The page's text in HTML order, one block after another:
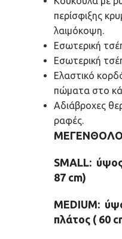
περίσφιξης
λαιμόκοψη.
Εσωτερική
Εσωτερική
Ελαστικό
πώματα στο
Αδιάβροχες
ραφές.
SMALL:
87 cm)
MEDIUM:
πλάτος ( 60